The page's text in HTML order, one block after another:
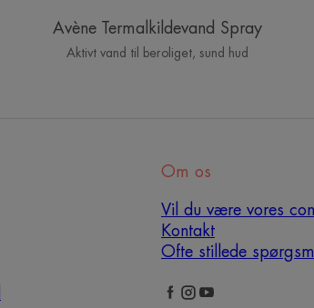
Avène Termalkildevand Spray
Aktivt vand til beroliget, sund hud
Om os
Vil du være vores
Kontakt
Ofte stillede